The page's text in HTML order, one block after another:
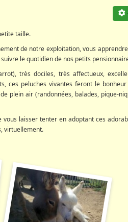
taille.
de notre exploitation, vous
le quotidien de nos petits
très dociles, très affectueux,
ces peluches vivantes feront le
plein air (randonnées, balades, pique-
laisser tenter en adoptant ces
virtuellement.